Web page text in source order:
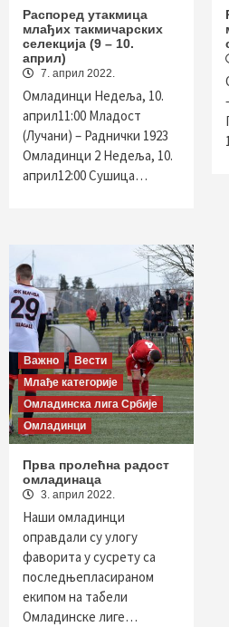
Распоред утакмица
млађих такмичарских
селекција (9 – 10.
април)
7. април 2022.
Омладинци Недеља, 10.
април11:00 Младост
(Лучани) – Раднички 1923
Омладинци 2 Недеља, 10.
април12:00 Сушица…
Важно
Вести
Млађе категорије
Омладинска лига Србије
Омладинци
Прва пролећна радост
омладинаца
3. април 2022.
Наши омладинци
оправдали су улогу
фаворита у сусрету са
последњепласираном
екипом на табели
Омладинске лиге…